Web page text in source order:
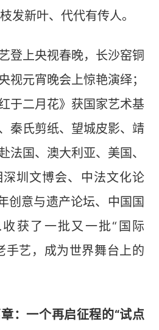
发新叶、代代有传人。
上央视春晚，长沙窑铜
视元宵晚会上惊艳演绎；
于二月花》获国家艺术基
秦氏剪纸、望城皮影、靖
法国、澳大利亚、美国、
圳文博会、中法文化论
创意与遗产论坛、中国国
获了一批又一批“国际
手艺，成为世界舞台上的
：一个再启征程的“试点